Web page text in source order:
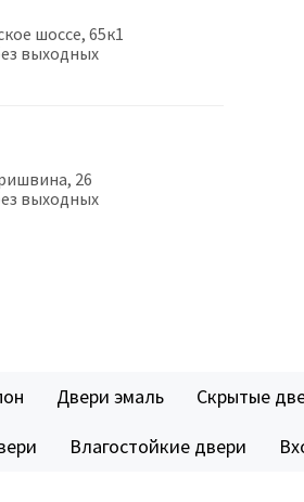
шоссе, 65к1
выходных
26
выходных
Двери эмаль Скрытые
Влагостойкие двери